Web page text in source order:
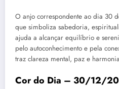
O anjo correspondente ao dia 30
que simboliza sabedoria,
ajuda a alcançar equilíbrio e
pelo autoconhecimento e pela
traz clareza mental, paz e
Cor do Dia – 30/12/